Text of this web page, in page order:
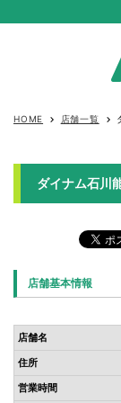
HOME keyboard_arrow_right 店舗一覧 keyboard_arrow_right
ダイナム石川
店舗基本情報
店舗名
住所
営業時間